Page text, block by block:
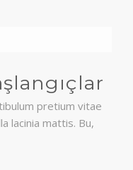
pretium vitae
lacinia mattis. Bu,